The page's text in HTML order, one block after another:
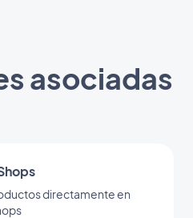
asociadas
directamente en